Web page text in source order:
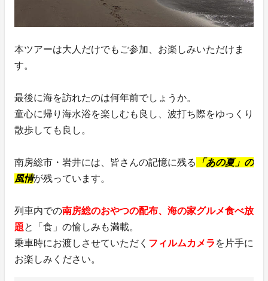
本ツアーは大人だけでもご参加、お楽しみいただけま
す。
最後に海を訪れたのは何年前でしょうか。
童心に帰り海水浴を楽しむも良し、波打ち際をゆっくり
散歩しても良し。
南房総市・岩井には、皆さんの記憶に残る
「あの夏」の
風情が残っています。
列車内での南房総のおやつの配布、海の家グルメ食べ放
題と「食」の愉しみも満載。
乗車時にお渡しさせていただく フィルムカメラ を片手に
お楽しみください。